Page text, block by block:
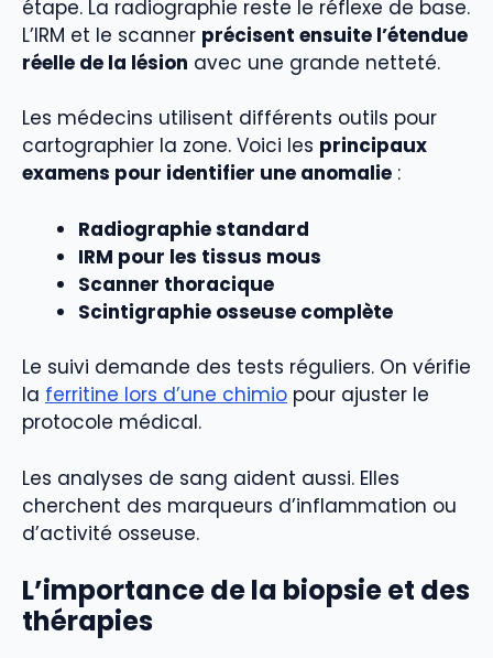
étape. La radiographie reste le réflexe de base.
L’IRM et le scanner précisent ensuite l’étendue
réelle de la lésion avec une grande netteté.
Les médecins utilisent différents outils pour
cartographier la zone. Voici les principaux
examens pour identifier une anomalie :
Radiographie standard
IRM pour les tissus mous
Scanner thoracique
Scintigraphie osseuse complète
Le suivi demande des tests réguliers. On vérifie
la ferritine lors d’une chimio pour ajuster le
protocole médical.
Les analyses de sang aident aussi. Elles
cherchent des marqueurs d’inflammation ou
d’activité osseuse.
L’importance de la biopsie et des
thérapies